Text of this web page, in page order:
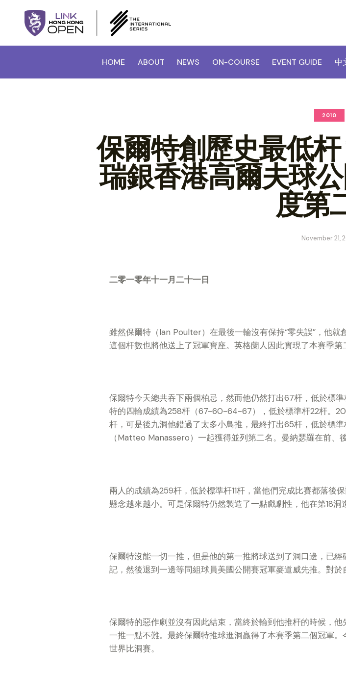
HOME ABOUT NEWS ON-COURSE EVENT GUIDE 中
2010
保爾特創歷史最低
瑞銀香港高爾夫球
度第
November 21,
二零一零年十一月二十一日
雖然保爾特（Ian Poulter）在最後一輪沒有保持“零失誤”，他就
這個杆數也將他送上了冠軍寶座。英格蘭人因此實現了本賽季第
保爾特今天總共吞下兩個柏忌，然而他仍然打出67杆，低於標
特的四輪成績為258杆（67-60-64-67），低於標準杆22杆。
杆，可是後九洞他錯過了太多小鳥推，最終打出65杆，低於標
（Matteo Manassero）一起獲得並列第二名。曼納瑟羅在前、
兩人的成績為259杆，低於標準杆11杆，當他們完成比賽都落後
懸念越來越小。可是保爾特仍然製造了一點戲劇性，他在第18洞
保爾特沒能一切一推，但是他的第一推將球送到了洞口邊，已
記，然後退到一邊等同組球員美國公開賽冠軍麥道威先推。對於
保爾特的惡作劇並沒有因此結束，當終於輪到他推杆的時候，
一推一點不難。最終保爾特推球進洞贏得了本賽季第二個冠軍
世界比洞賽。